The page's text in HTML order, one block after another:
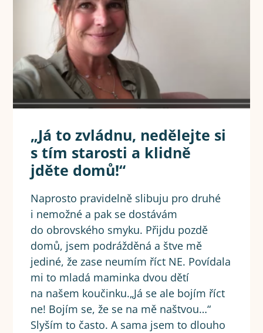
„Já to zvládnu, nedělejte si
s tím starosti a klidně
jděte domů!“
Naprosto pravidelně slibuju pro druhé
i nemožné a pak se dostávám
do obrovského smyku. Přijdu pozdě
domů, jsem podrážděná a štve mě
jediné, že zase neumím říct NE. Povídala
mi to mladá maminka dvou dětí
na našem koučinku.„Já se ale bojím říct
ne! Bojím se, že se na mě naštvou…“
Slyším to často. A sama jsem to dlouho